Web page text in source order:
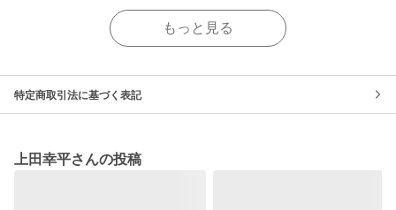
もっと見る
特定商取引法に基づく表記
上田幸平さんの投稿